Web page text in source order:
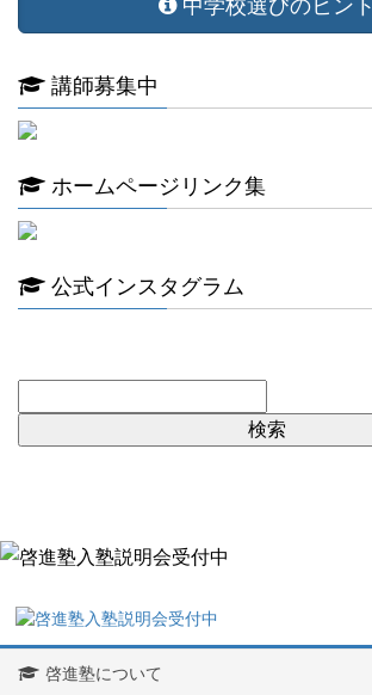
中学校選びのヒント
講師募集中
ホームページリンク集
公式インスタグラム
啓進塾について